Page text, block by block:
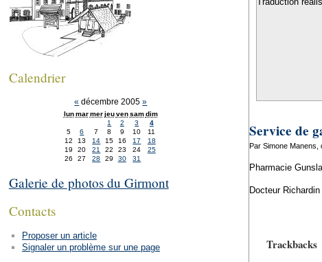
Service de
Par Simone Manens,
Pharmacie
Docteur
Trackbacks
Calendrier
« décembre 2005»
lun mar mer jeu ven sam dim
1
2 3
4
5
6 7 8 9 10
11
12
13 14 15 16 17
18
19
20 21 22 23 24
25
26
27 28 29 30 31
Galerie de photos du Girmont
Contacts
Proposer un article
Signaler un problème sur une page